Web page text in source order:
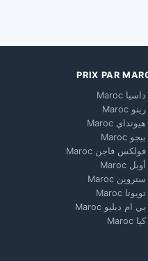
PRIX PAR